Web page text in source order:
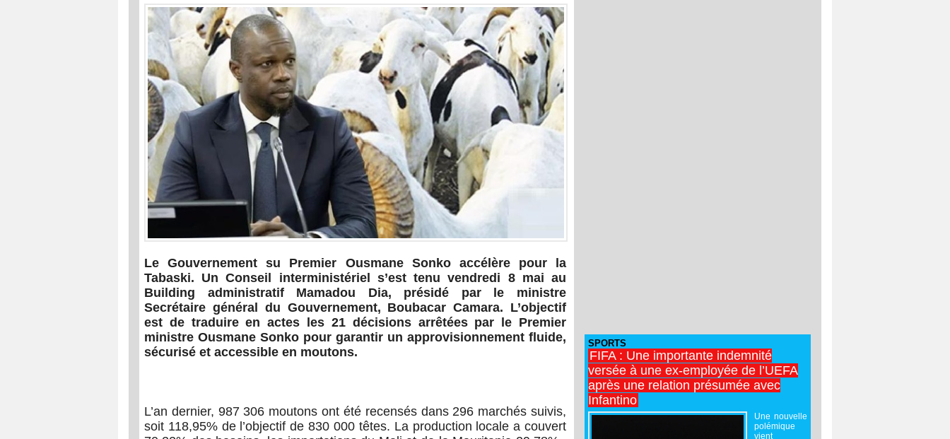
Le Gouvernement su Premier Ousmane Sonko accélère pour la
Tabaski. Un Conseil interministériel s’est tenu vendredi 8 mai au
Building administratif Mamadou Dia, présidé par le ministre
Secrétaire général du Gouvernement, Boubacar Camara. L’objectif
est de traduire en actes les 21 décisions arrêtées par le Premier
ministre Ousmane Sonko pour garantir un approvisionnement fluide,
sécurisé et accessible en moutons.
L’an dernier, 987 306 moutons ont été recensés dans 296 marchés suivis,
soit 118,95% de l’objectif de 830 000 têtes. La production locale a couvert
SPORTS
FIFA : Une importante indemnité
versée à une ex-employée de l’UEFA
après une relation présumée avec
Infantino
Une nouvelle
polémique
vient